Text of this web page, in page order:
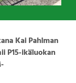
Kai Pahlman
P15-ikäluokan